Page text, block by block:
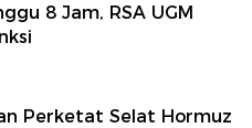
8 Jam, RSA UGM
Perketat Selat Hormuz